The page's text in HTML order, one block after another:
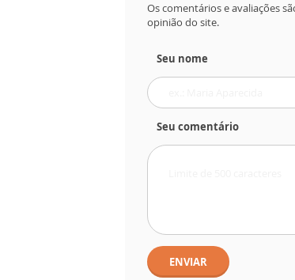
Os comentários e avaliações
opinião do site.
Seu nome
Seu comentário
ENVIAR